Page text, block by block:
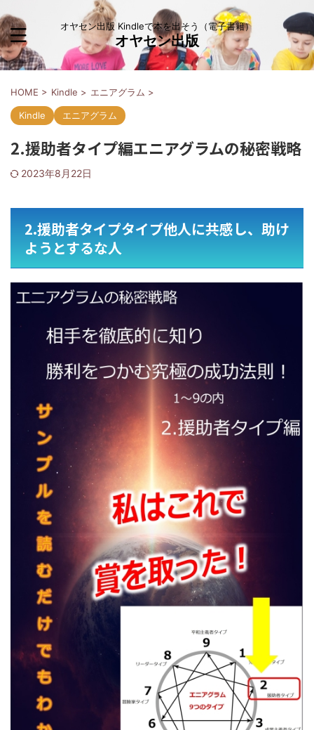
オヤセン出版 Kindleで本を出そう（電子書籍）
オヤセン出版
HOME > Kindle > エニアグラム >
Kindle エニアグラム
2.援助者タイプ編エニアグラムの秘密戦略
2023年8月22日
2.援助者タイプタイプ他人に共感し、助け
ようとするな人